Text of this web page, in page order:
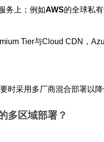
务上；例如AWS的全球私
Tier与Cloud CDN，
采用多厂商混合部署以降
多区域部署？